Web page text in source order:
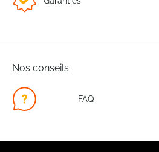
Nos conseils
FAQ